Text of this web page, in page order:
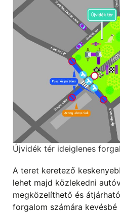
Újvidék tér ideiglenes
A teret keretező
lehet majd közlekedni
megközelíthető és
forgalom számára kevésbé